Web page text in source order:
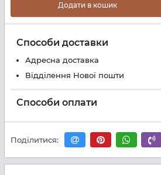
Додати в кошик
Способи доставки
Адресна доставка
Відділення Нової пошти
Способи оплати
Поділитися: